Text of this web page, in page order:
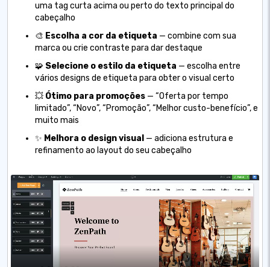
uma tag curta acima ou perto do texto principal do
cabeçalho
🎨 Escolha a cor da etiqueta — combine com sua
marca ou crie contraste para dar destaque
🧩 Selecione o estilo da etiqueta — escolha entre
vários designs de etiqueta para obter o visual certo
💥 Ótimo para promoções — “Oferta por tempo
limitado”, “Novo”, “Promoção”, “Melhor custo-benefício”, e
muito mais
✨ Melhora o design visual — adiciona estrutura e
refinamento ao layout do seu cabeçalho